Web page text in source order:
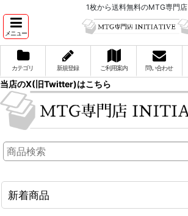
1枚から送料無料のMTG専門店
メニュー
カテゴリ 新規登録 ご利用案内 問い合わせ
当店のX(旧Twitter)はこちら
新着商品